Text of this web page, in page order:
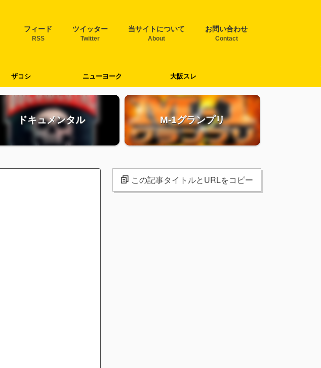
フィード
RSS
ツイッター
Twitter
当サイトについて
About
お問い合わせ
Contact
ザコシ ニューヨーク 大阪スレ
ドキュメンタル M-1グランプリ
この記事タイトルとURLをコピー